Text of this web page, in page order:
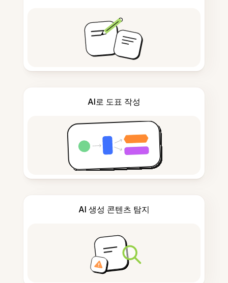
AI로 도표 작성
AI 생성 콘텐츠 탐지